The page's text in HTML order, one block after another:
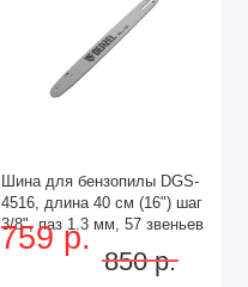
Шина для бензопилы DGS-
4516, длина 40 см (16") шаг
3/8", паз 1.3 мм, 57 звеньев
Denzel
759 р.
850 р.